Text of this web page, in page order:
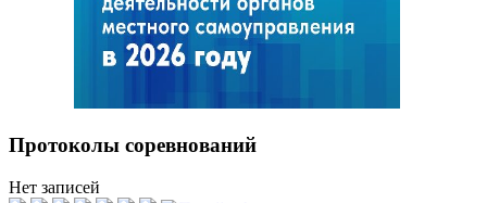
Протоколы соревнований
Нет записей